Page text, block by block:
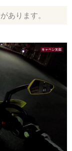
あります。